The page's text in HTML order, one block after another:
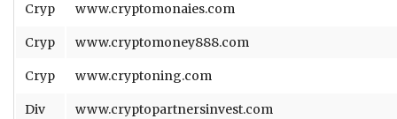
Cryp www.cryptomonaies.com
Cryp www.cryptomoney888.com
Cryp www.cryptoning.com
Div www.cryptopartnersinvest.com